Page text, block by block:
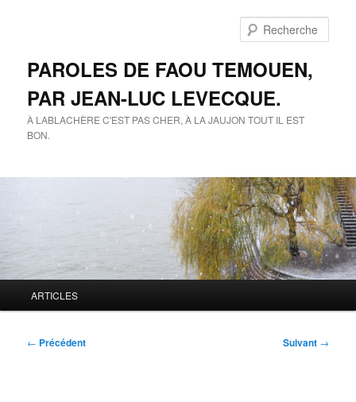
PAROLES DE FAOU TEMOUEN,
PAR JEAN-LUC LEVECQUE.
À LABLACHÈRE C'EST PAS CHER, À LA JAUJON TOUT IL EST
BON.
principal
ARTICLES
Navigation
← Précédent Suivant →